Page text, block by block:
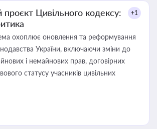
проєкт Цивільного кодексу:
+1
охоплює оновлення та реформування
України, включаючи зміни до
і немайнових прав, договірних
статусу учасників цивільних